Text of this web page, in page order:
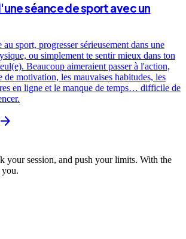
séance de sport avec un
sport, progresser sérieusement dans une
ou simplement te sentir mieux dans ton
Beaucoup aimeraient passer à l'action,
de motivation, les mauvaises habitudes, les
en ligne et le manque de temps… difficile de
arrow_forward
your session, and push your limits. With the
you.